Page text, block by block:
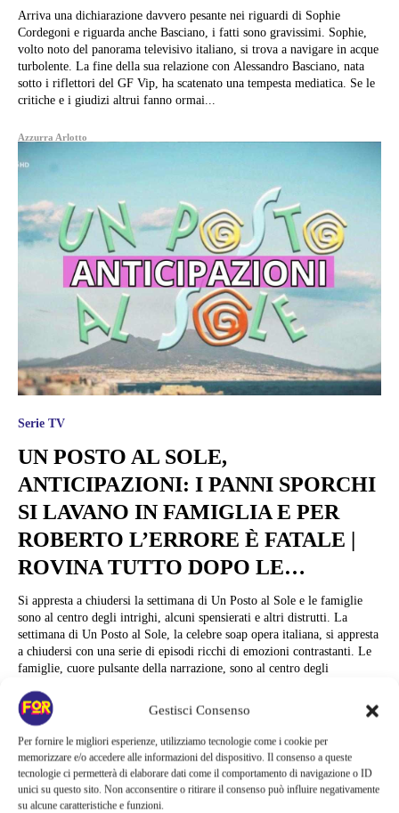
Gestisci Consenso
Per fornire le migliori esperienze, utilizziamo tecnologie come i cookie per
memorizzare e/o accedere alle informazioni del dispositivo. Il consenso a queste
tecnologie ci permetterà di elaborare dati come il comportamento di navigazione o ID
unici su questo sito. Non acconsentire o ritirare il consenso può influire negativamente
su alcune caratteristiche e funzioni.
Arriva una dichiarazione davvero pesante nei riguardi di Sophie
Cordegoni e riguarda anche Basciano, i fatti sono gravissimi. Sophie,
volto noto del panorama televisivo italiano, si trova a navigare in acque
turbolente. La fine della sua relazione con Alessandro Basciano, nata
sotto i riflettori del GF Vip, ha scatenato una tempesta mediatica. Se le
critiche e i giudizi altrui fanno ormai...
Azzurra Arlotto
Serie TV
UN POSTO AL SOLE,
ANTICIPAZIONI: I PANNI SPORCHI
SI LAVANO IN FAMIGLIA E PER
ROBERTO L’ERRORE È FATALE |
ROVINA TUTTO DOPO LE…
Si appresta a chiudersi la settimana di Un Posto al Sole e le famiglie
sono al centro degli intrighi, alcuni spensierati e altri distrutti. La
settimana di Un Posto al Sole, la celebre soap opera italiana, si appresta
a chiudersi con una serie di episodi ricchi di emozioni contrastanti. Le
famiglie, cuore pulsante della narrazione, sono al centro degli
Daniela Vindigni